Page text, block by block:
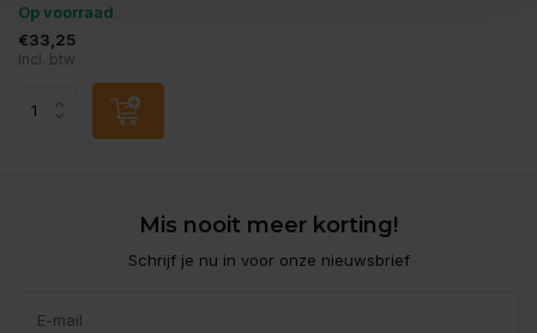
Op voorraad
€33,25
Incl. btw
Mis nooit meer korting!
Schrijf je nu in voor onze nieuwsbrief